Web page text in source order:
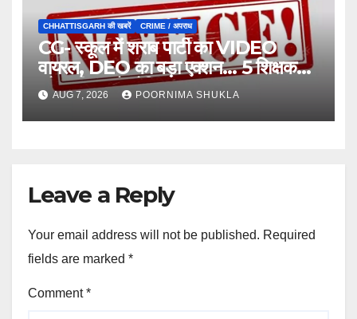
CHHATTISGARH की खबरें CRIME / अपराध
CG- स्कूल में शराब पार्टी का VIDEO
वायरल, DEO का बड़ा एक्शन… 5 शिक्षक
और स्वीपर को नोटिस…
AUG 7, 2026 POORNIMA SHUKLA
Leave a Reply
Your email address will not be published. Required
fields are marked *
Comment*